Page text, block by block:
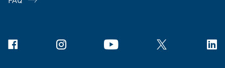
Facebook Instagram YouTube X